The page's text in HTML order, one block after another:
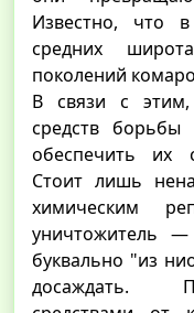
Известно, что
средних
поколений
В связи с
средств борьбы
обеспечить их
Стоит лишь
химическим
уничтожитель
буквально "из
досаждать.